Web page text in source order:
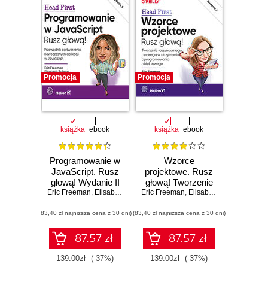
Promocja
książka ebook
Programowanie w
JavaScript. Rusz
głową! Wydanie II
Eric Freeman, Elisabeth Robson
(83,40 zł najniższa cena z 30 dni)
87.57 zł
139.00zł (-37%)
Promocja
książka ebook
Wzorce
projektowe. Rusz
głową! Tworzenie
rozszerzalnego i
utrzymaniu
oprogramowania
obiektowego.
Wydanie II
Eric Freeman, Elisabeth Robson
(83,40 zł najniższa cena z 30 dni)
87.57 zł
139.00zł (-37%)